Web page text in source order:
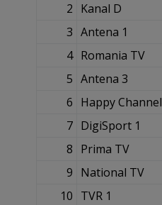
2 Kanal D
3 Antena 1
4 Romania TV
5 Antena 3
6 Happy Channel
7 DigiSport 1
8 Prima TV
9 National TV
10 TVR 1